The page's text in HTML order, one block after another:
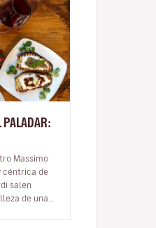
PALADAR:
Massimo
céntrica de
salen
de una